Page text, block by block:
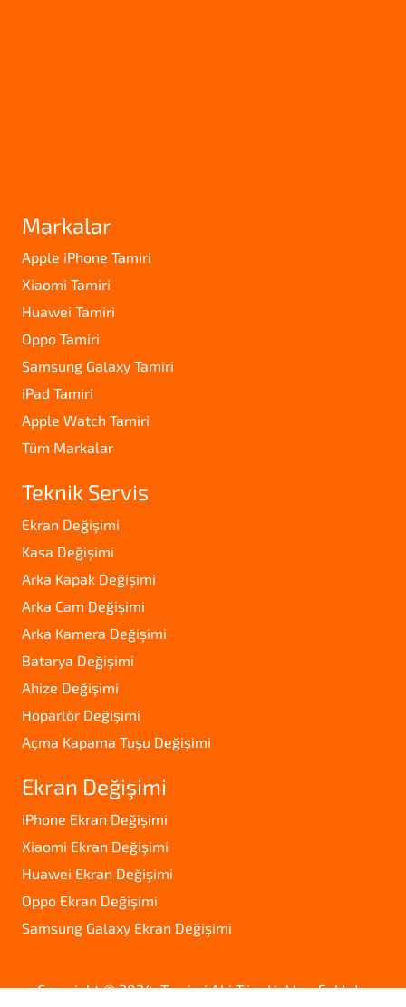
Markalar
Apple iPhone Tamiri
Xiaomi Tamiri
Huawei Tamiri
Oppo Tamiri
Samsung Galaxy Tamiri
iPad Tamiri
Apple Watch Tamiri
Tüm Markalar
Teknik Servis
Ekran Değişimi
Kasa Değişimi
Arka Kapak Değişimi
Arka Cam Değişimi
Arka Kamera Değişimi
Batarya Değişimi
Ahize Değişimi
Hoparlör Değişimi
Açma Kapama Tuşu Değişimi
Ekran Değişimi
iPhone Ekran Değişimi
Xiaomi Ekran Değişimi
Huawei Ekran Değişimi
Oppo Ekran Değişimi
Samsung Galaxy Ekran Değişimi
Copyright © 2024. Tamirci Abi Tüm Hakları Saklıdır.